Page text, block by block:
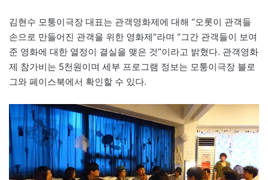
김현수 모퉁이극장 대표는 관객영화제에 대해 “오롯이 관객들
손으로 만들어진 관객을 위한 영화제”라며 “그간 관객들이 보여
준 영화에 대한 열정이 결실을 맺은 것”이라고 밝혔다. 관객영화
제 참가비는 5천원이며 세부 프로그램 정보는 모퉁이극장 블로
그와 페이스북에서 확인할 수 있다.